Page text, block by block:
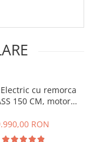
cu remorca
150 CM, motor
Omologata, CIV
inclus
RON